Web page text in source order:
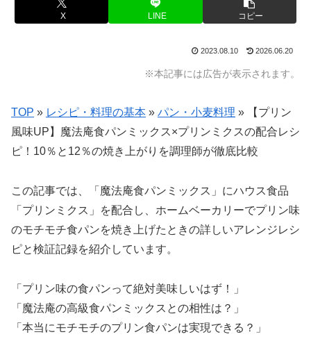
X LINE コピー
2023.08.10 2026.06.20
※本記事には広告が表示されます。
TOP » レシピ・料理の基本 » パン・小麦料理 »
【プリン
風味UP】魔法庵食パンミックス×プリンミクスの配合レシ
ピ！10％と12％の焼き上がりを調理師が徹底比較
この記事では、「魔法庵食パンミックス」にハウス食品
「プリンミクス」を配合し、ホームベーカリーでプリン味
のモチモチ食パンを焼き上げたときの詳しいアレンジレシ
ピと検証記録を紹介しています。
「プリン味の食パンって絶対美味しいはず！」
「魔法庵の高級食パンミックスとの相性は？」
「本当にモチモチのプリン食パンは実現できる？」